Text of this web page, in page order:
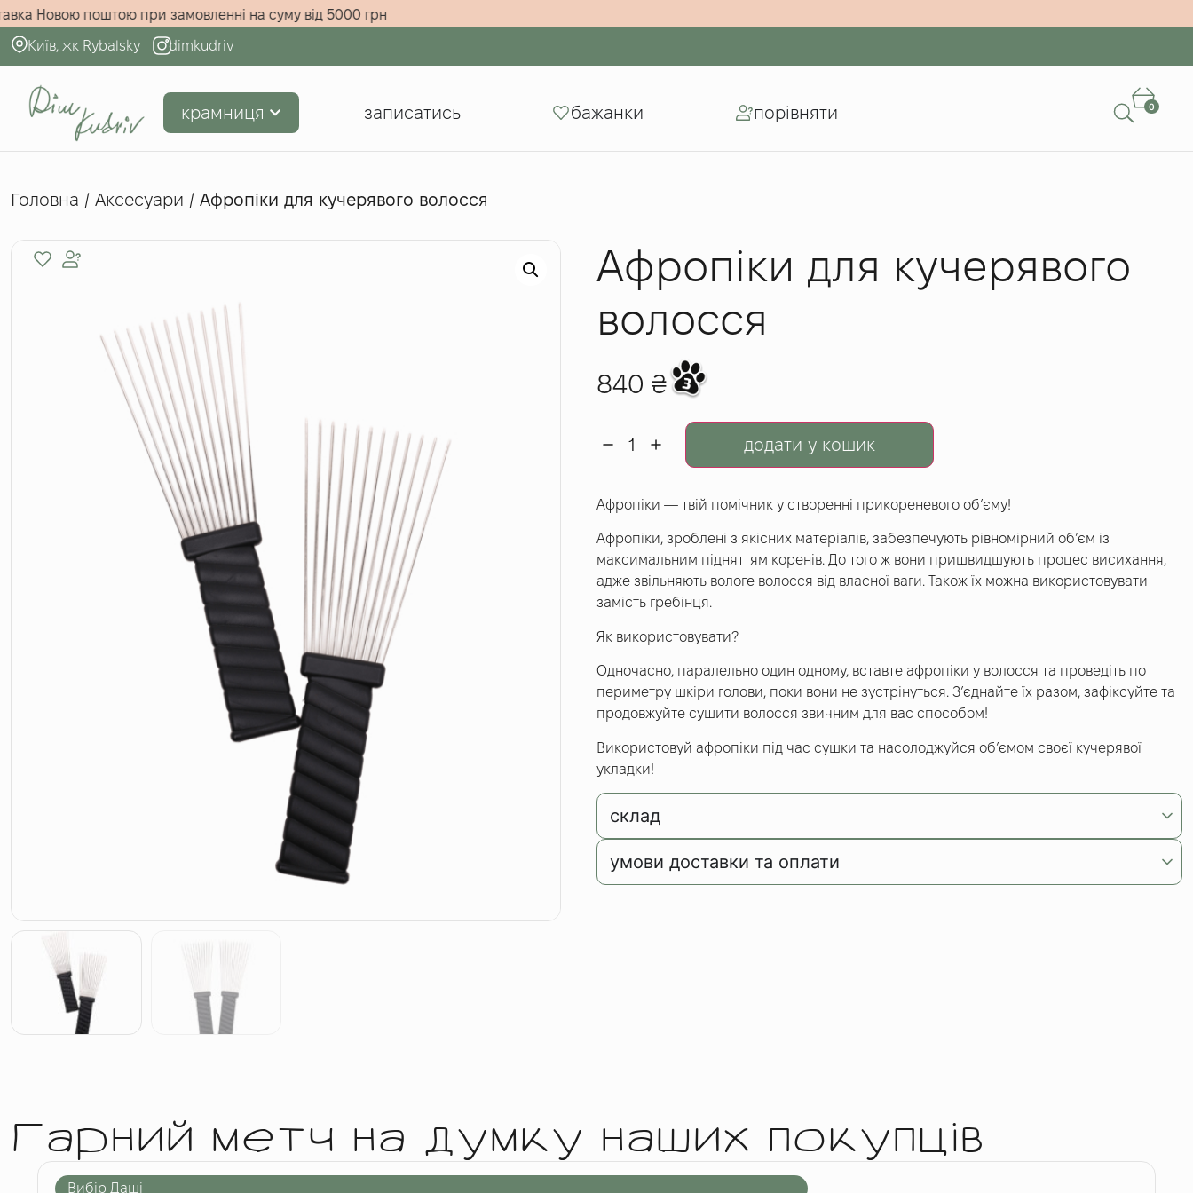
доставка Новою поштою при замовленні на суму від 5000 грн
Київ, жк Rybalsky dimkudriv
крамниця записатись бажанки порівняти 0
Головна / Аксесуари / Афропіки для кучерявого волосся
Афропіки для кучерявого
волосся
840 ₴
додати у кошик
Афропіки — твій помічник у створенні прикореневого об’єму!
Афропіки, зроблені з якісних матеріалів, забезпечують рівномірний об’єм із
максимальним підняттям коренів. До того ж вони пришвидшують процес висихання,
адже звільняють вологе волосся від власної ваги. Також їх можна використовувати
замість гребінця.
Як використовувати?
Одночасно, паралельно один одному, вставте афропіки у волосся та проведіть по
периметру шкіри голови, поки вони не зустрінуться. З’єднайте їх разом, зафіксуйте та
продовжуйте сушити волосся звичним для вас способом!
Використовуй афропіки під час сушки та насолоджуйся об’ємом своєї кучерявої
укладки!
склад
умови доставки та оплати
Гарний метч на думку наших покупців
Вибір Даші